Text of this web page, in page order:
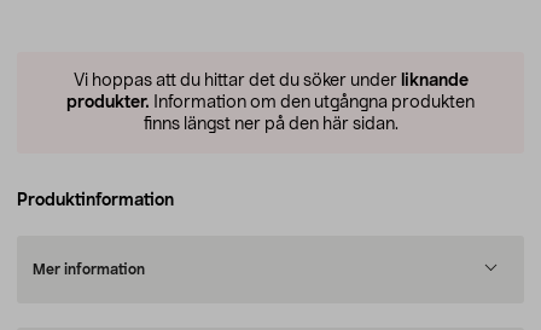
Vi hoppas att du hittar det du söker under liknande
produkter. Information om den utgångna produkten
finns längst ner på den här sidan.
Produktinformation
Mer information